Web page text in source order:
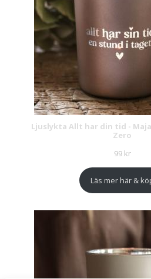
Ljuslykta Allt har din tid -
Zero
99 kr
Läs mer här &